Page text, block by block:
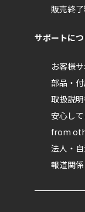
販売終
サポートに
お客様
部品・
取扱説
安心し
from
法人・
報道関